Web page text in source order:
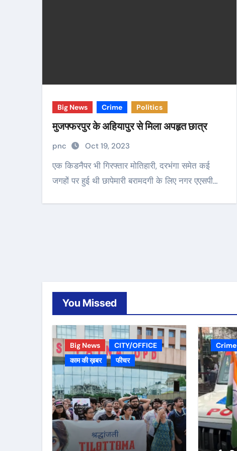
Big News Crime Politics
मुजफ्फरपुर के अहियापुर से मिला अपहृत छात्र
pnc Oct 19, 2023
एक किडनैपर भी गिरफ्तार मोतिहारी, दरभंगा समेत कई
जगहों पर हुई थी छापेमारी बरामदगी के लिए नगर एएसपी…
You Missed
Big News
CITY/OFFICE
काम की ख़बर
फीचर
Crime